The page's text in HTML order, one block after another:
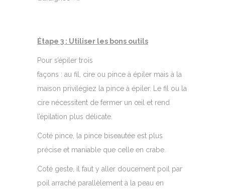
Étape 3 : Utiliser les bons outils
Pour s’épiler trois
façons : au fil, cire ou pince à épiler mais à la
maison privilégiez la pince à épiler. Le fil ou la
cire nécessitent de fermer un œil et rend
l’épilation plus délicate.
Coté pince, la pince biseautée est plus
précise et maniable que celle en crabe.
Coté geste, il faut y aller doucement poil par
poil arraché parallèlement à la peau en